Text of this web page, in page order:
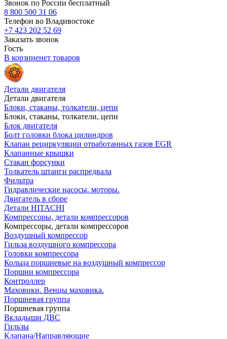
Звонок по России бесплатный
8 800 500 31 06
Телефон во Владивостоке
+7 423 202 52 69
Заказать звонок
Гость
В корзиненет товаров
Детали двигателя
Детали двигателя
Блоки, стаканы, толкатели, цепи
Блоки, стаканы, толкатели, цепи
Блок двигателя
Болт головки блока цилиндров
Клапан рециркуляции отработанных газов EGR
Клапанные крышки
Стакан форсунки
Толкатель штанги распредвала
Фильтра
Гидравлические насосы. моторы.
Двигатель в сборе
Детали HITACHI
Компрессоры, детали компрессоров
Компрессоры, детали компрессоров
Воздушный компрессор
Гильза воздушного компрессора
Головки компрессора
Кольца поршневые на воздушный компрессор
Поршни компрессора
Контроллер
Маховики. Венцы маховика.
Поршневая группа
Поршневая группа
Вкладыши ДВС
Гильзы
Клапана/Направляющие